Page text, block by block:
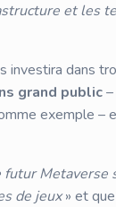
et les
investira dans
grand public–
exemple –
futur Metaverse
de jeux» et que